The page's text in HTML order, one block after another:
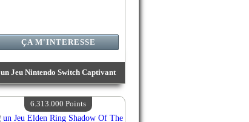
un Jeu Nintendo Switch Captivant
Valeur :6 697 600 Points
Quantité Disponible :4
ÇA M'INTERESSE
6.313.000 Points